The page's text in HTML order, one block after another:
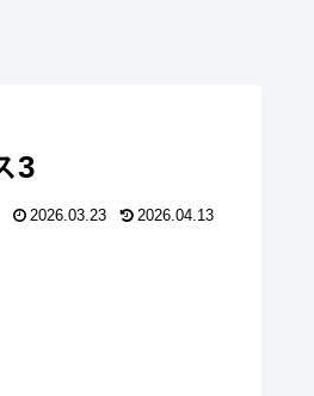
3
2026.03.23 2026.04.13